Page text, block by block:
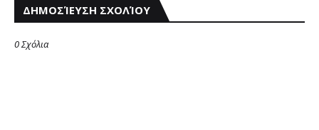
ΔΗΜΟΣΊΕΥΣΗ ΣΧΟΛΊΟΥ
0 Σχόλια